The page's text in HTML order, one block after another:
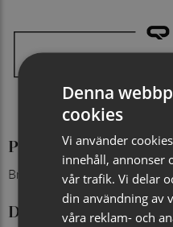
Produktinformation
Bredd: 7 cm
Detaljer
Denna
cookies
Vi använder
innehåll, annonser
vår trafik. Vi delar
din användning av
våra reklam- och